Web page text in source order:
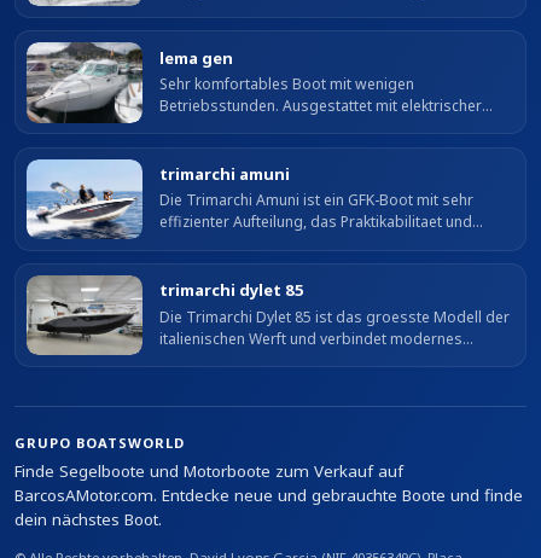
grosses, gut organisiertes Cockpit,...
lema gen
Sehr komfortables Boot mit wenigen
Betriebsstunden. Ausgestattet mit elektrischer
Echolot + Karte, VHF-Funk, Dusche +
Frischwassertank,...
trimarchi amuni
Die Trimarchi Amuni ist ein GFK-Boot mit sehr
effizienter Aufteilung, das Praktikabilitaet und
trimarchi dylet 85
Die Trimarchi Dylet 85 ist das groesste Modell der
italienischen Werft und verbindet modernes
GRUPO BOATSWORLD
Finde Segelboote und Motorboote zum Verkauf auf
BarcosAMotor.com. Entdecke neue und gebrauchte Boote und finde
dein nächstes Boot.